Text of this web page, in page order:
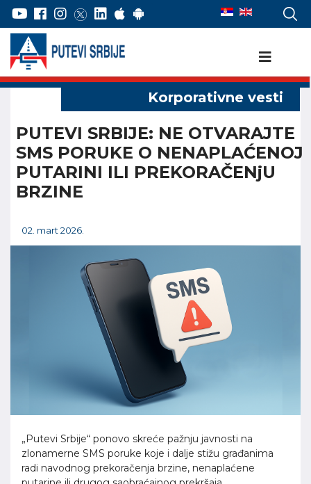
PUTEVI SRBIJE: NE OTVARAJTE
SMS PORUKE O NENAPLAĆENOJ
PUTARINI ILI PREKORAČENjU
BRZINE
02. mart 2026.
„Putevi Srbije“ ponovo skreće pažnju javnosti na
zlonamerne SMS poruke koje i dalje stižu građanima
radi navodnog prekoračenja brzine, nenaplaćene